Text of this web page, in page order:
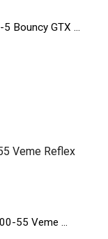
Bouncy GTX ...
55 Veme ...